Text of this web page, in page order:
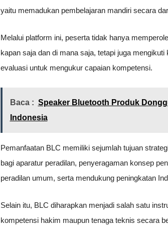
yaitu memadukan pembelajaran mandiri secara
Melalui platform ini, peserta tidak hanya
kapan saja dan di mana saja, tetapi juga
evaluasi untuk mengukur capaian kompetensi.
Baca : Speaker Bluetooth Produk
Indonesia
Pemanfaatan BLC memiliki sejumlah tujuan
bagi aparatur peradilan, penyeragaman konsep
peradilan umum, serta mendukung peningkatan
Selain itu, BLC diharapkan menjadi salah satu
kompetensi hakim maupun tenaga teknis secara